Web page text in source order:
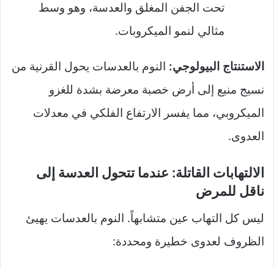
تحت الجفن المغلق والعدسة، وهو وسط
مثالي لنمو الميكروبات.
الاستنتاج البيولوجي: النوم بالعدسات يحول القرنية من
نسيج منيع إلى أرض خصبة معرضة بشدة للغزو
الميكروبي، مما يفسر الارتفاع الفلكي في معدلات
العدوى.
الالتهابات القاتلة: عندما تتحول العدسة إلى
ناقل للمرض
ليس كل التهاب عين متشابهاً. النوم بالعدسات يهيئ
الظروف لعدوى خطيرة ومحددة: